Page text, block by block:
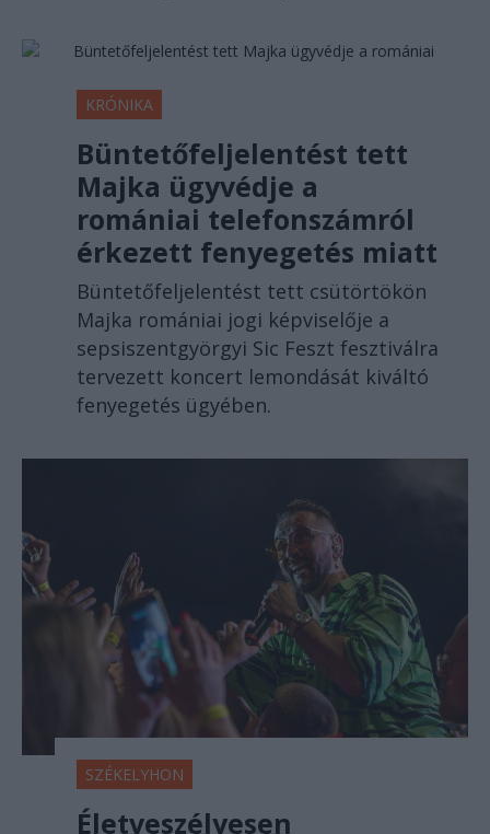
KRÓNIKA
Büntetőfeljelentést tett
Majka ügyvédje a
romániai telefonszámról
érkezett fenyegetés miatt
Büntetőfeljelentést tett csütörtökön
Majka romániai jogi képviselője a
sepsiszentgyörgyi Sic Feszt fesztiválra
tervezett koncert lemondását kiváltó
fenyegetés ügyében.
SZÉKELYHON
Életveszélyesen